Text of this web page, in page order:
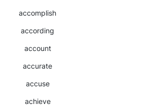
accomplish
according
account
accurate
accuse
achieve